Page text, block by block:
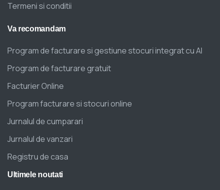
Termeni si conditii
Va recomandam
Program de facturare si gestiune stocuri integrat cu AI
Program de facturare gratuit
Facturier Online
Program facturare si stocuri online
Jurnalul de cumparari
Jurnalul de vanzari
Registru de casa
Ultimele noutati